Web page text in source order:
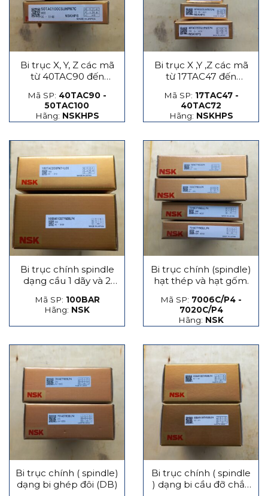
Bi trục X, Y, Z các mã
từ 40TAC90 đến
Mã SP: 40TAC90 -
50TAC100
Hãng: NSKHPS
Bi trục X ,Y ,Z các mã
từ 17TAC47 đến
Mã SP: 17TAC47 -
40TAC72
Hãng: NSKHPS
Bi trục chính spindle
dạng cầu 1 dãy và 2
Mã SP: 100BAR
Hãng: NSK
Bi trục chính (spindle)
hạt thép và hạt gốm.
Mã SP: 7006C/P4 -
7020C/P4
Hãng: NSK
Bi trục chính ( spindle)
dạng bi ghép đôi (DB)
Bi trục chính ( spindle
) dạng bi cầu đỡ chắn